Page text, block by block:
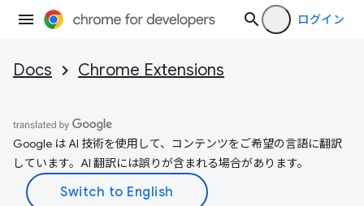
ログイン
Docs Chrome Extensions
Google は AI 技術を使用して、コンテンツをご希望の言語に翻訳
しています。AI 翻訳には誤りが含まれる場合があります。